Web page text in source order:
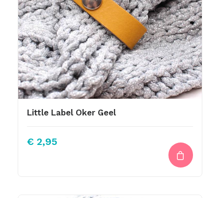
Little Label Oker Geel
€ 2,95